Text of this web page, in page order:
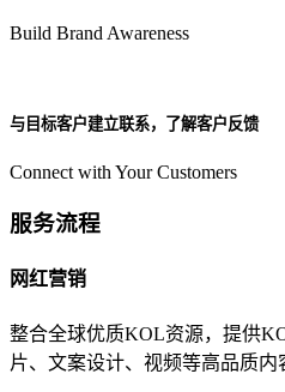
Build Brand Awareness
与目标客户建立联系，了解客户反馈
Connect with Your Customers
服务流程
网红营销
整合全球优质KOL资源，提供
片、文案设计、视频等高品质内